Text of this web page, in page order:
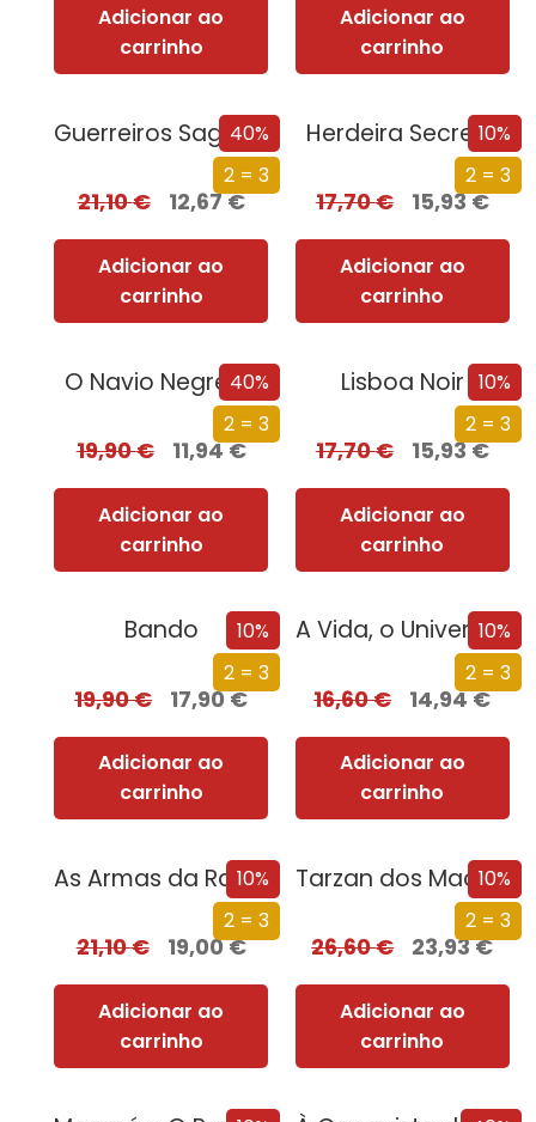
Adicionar ao
carrinho
Adicionar ao
carrinho
40%
2 = 3
Guerreiros Sagrados
21,10€ 12,67€
Adicionar ao
carrinho
10%
2 = 3
Herdeira Secreta
17,70€ 15,93€
Adicionar ao
carrinho
40%
2 = 3
O Navio Negreiro
19,90€ 11,94€
Adicionar ao
carrinho
10%
2 = 3
Lisboa Noir
17,70€ 15,93€
Adicionar ao
carrinho
10%
2 = 3
Bando
19,90€ 17,90€
Adicionar ao
carrinho
10%
2 = 3
A Vida, o Universo e Tudo o Resto
16,60€ 14,94€
Adicionar ao
carrinho
10%
2 = 3
As Armas da Rainha
21,10€ 19,00€
Adicionar ao
carrinho
10%
2 = 3
Tarzan dos Macacos e Outras Histórias da Selva
26,60€ 23,93€
Adicionar ao
carrinho